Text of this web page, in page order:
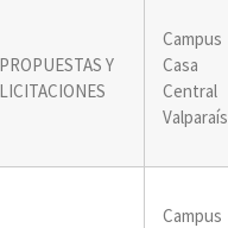
PROPUESTAS Y
LICITACIONES
Campus
Casa
Central
Campus